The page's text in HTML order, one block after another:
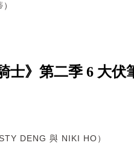
士》第二季 6 大伏
DENG 與 NIKI HO）